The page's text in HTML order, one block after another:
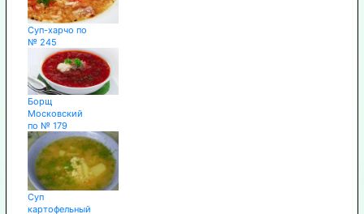
Суп-харчо по
№ 245
Борщ
Московский
по № 179
Суп
картофельный